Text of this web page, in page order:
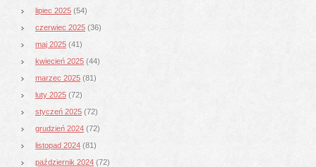
lipiec 2025 (54)
czerwiec 2025 (36)
maj 2025 (41)
kwiecień 2025 (44)
marzec 2025 (81)
luty 2025 (72)
styczeń 2025 (72)
grudzień 2024 (72)
listopad 2024 (81)
październik 2024 (72)